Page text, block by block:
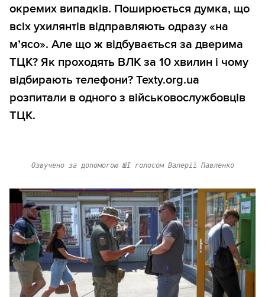
окремих випадків. Поширюється думка, що
всіх ухилянтів відправляють одразу «на
м’ясо». Але що ж відбувається за дверима
ТЦК? Як проходять ВЛК за 10 хвилин і чому
відбирають телефони? Texty.org.ua
розпитали в одного з військовослужбовців
ТЦК.
Озвучено за допомогою ШІ голосом Валерії Павленко